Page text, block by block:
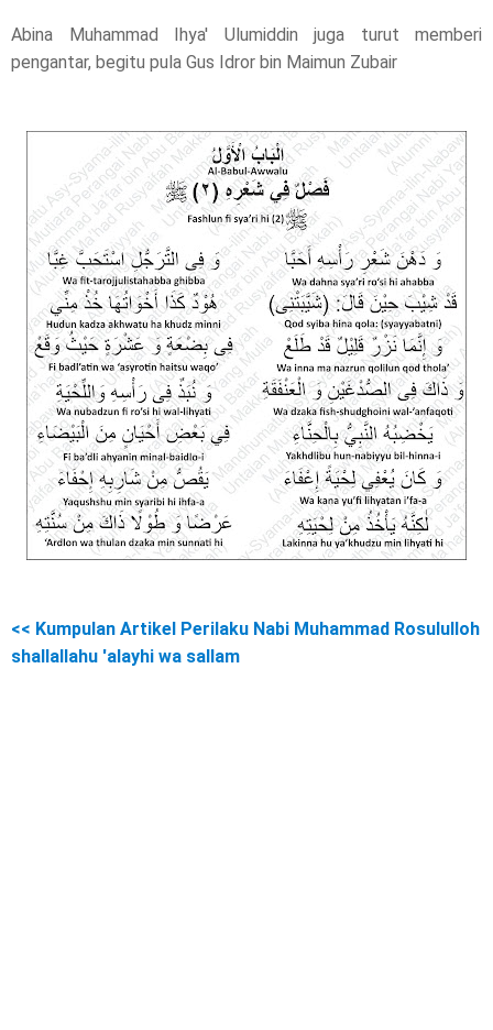
Abina Muhammad Ihya' Ulumiddin juga turut memberi
pengantar, begitu pula Gus Idror bin Maimun Zubair
<< Kumpulan Artikel Perilaku Nabi Muhammad Rosululloh
shallallahu 'alayhi wa sallam